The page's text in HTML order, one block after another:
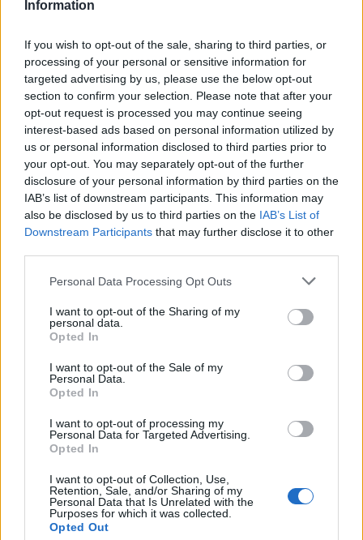
Information
If you wish to opt-out of the sale, sharing to third parties, or
processing of your personal or sensitive information for
targeted advertising by us, please use the below opt-out
section to confirm your selection. Please note that after your
opt-out request is processed you may continue seeing
interest-based ads based on personal information utilized by
us or personal information disclosed to third parties prior to
your opt-out. You may separately opt-out of the further
disclosure of your personal information by third parties on the
IAB’s list of downstream participants. This information may
also be disclosed by us to third parties on the IAB’s List of
Downstream Participants that may further disclose it to other
Personal Data Processing Opt Outs
I want to opt-out of the Sharing of my
personal data.
Opted In
I want to opt-out of the Sale of my
Personal Data.
Opted In
I want to opt-out of processing my
Personal Data for Targeted Advertising.
Opted In
I want to opt-out of Collection, Use,
Retention, Sale, and/or Sharing of my
Personal Data that Is Unrelated with the
Purposes for which it was collected.
Opted Out
ΔΗΜΟΦΙΛΗ
Η Vendora επεκτείνεται σε 27 χώρες της
Ευρωπαϊκή 'Ενωσης
05/08/2026 - 10:52 ΕΠΙΧΕΙΡΗΣΕΙΣ
SpaceX: Άλμα 92% στα έσοδα του α' τριμήνου στα
7,8 δισ. δολάρια
Evergood: Άγγιξε τα 300 εκατ. ο τζίρος- Στα 10
εκατ. ευρώ το τίμημα για το 60% του Jackaroo
05/08/2026 - 12:50 ΕΠΙΧΕΙΡΗΣΕΙΣ
Alpha Bank: Για πρώτη φορά το Αρχαίο Θέατρο
Επιδαύρου άνοιξε τις πύλες του σε όλους
05/08/2026 - 12:41 ESG
Παπουτσάνης: Καθαρά κέρδη 3,4 εκατ. ευρώ στο
α΄ εξάμηνο – Στα 40,7 εκατ. ευρώ ο τζίρος
05/08/2026 - 08:01